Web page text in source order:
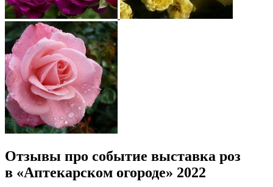
Отзывы про событие выставка роз
в «Аптекарском огороде» 2022